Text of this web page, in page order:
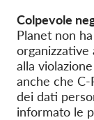
Colpevole
Planet non
organizzative
alla
anche che
dei dati
informato le